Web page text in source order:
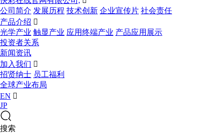
公司简介 发展历程 技术创新 企业宣传片 社会责任
产品介绍 
光学产业 触显产业 应用终端产业 产品应用展示
投资者关系
新闻资讯
加入我们 
招贤纳士 员工福利
全球产业布局
EN 
JP
搜索